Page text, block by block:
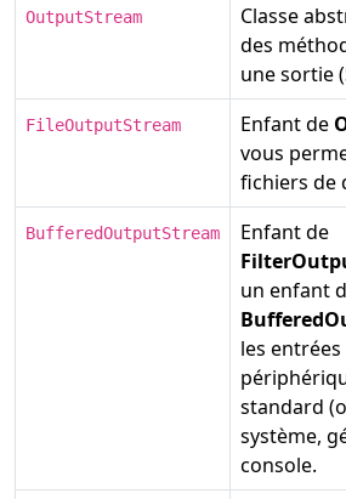
OutputStream
Classe
des
une sortie
FileOutputStream Enfant de
vous
fichiers de
BufferedOutputStream
Enfant de
un enfant
les
standard
système,
console.